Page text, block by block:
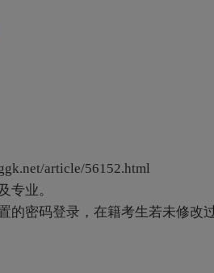
article/56152.html
专业。
密码登录，在籍考生若未修